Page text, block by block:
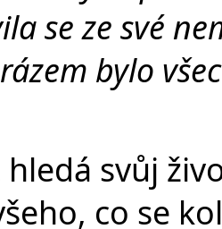
se ze své
bylo
svůj
co se